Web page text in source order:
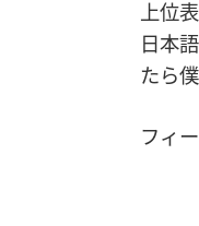
上位
日本
たら
フィ